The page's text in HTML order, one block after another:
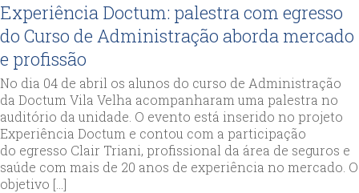
Experiência Doctum: palestra com egresso
do Curso de Administração aborda mercado
e profissão
No dia 04 de abril os alunos do curso de Administração
da Doctum Vila Velha acompanharam uma palestra no
auditório da unidade. O evento está inserido no projeto
Experiência Doctum e contou com a participação
do egresso Clair Triani, profissional da área de seguros e
saúde com mais de 20 anos de experiência no mercado. O
objetivo […]